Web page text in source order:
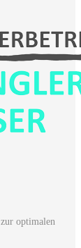
optimalen